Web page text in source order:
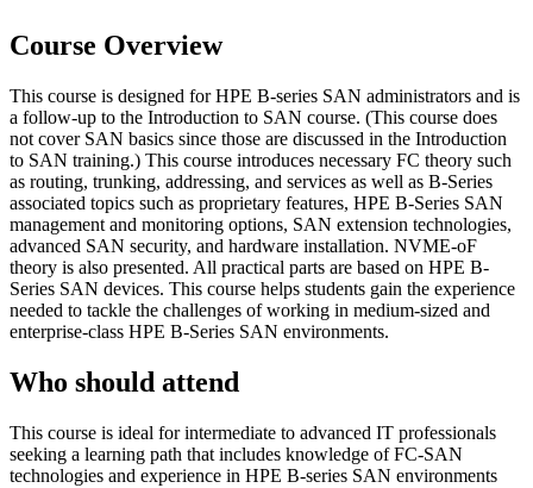
Course Overview
This course is designed for HPE B-series SAN administrators and is
a follow-up to the Introduction to SAN course. (This course does
not cover SAN basics since those are discussed in the Introduction
to SAN training.) This course introduces necessary FC theory such
as routing, trunking, addressing, and services as well as B-Series
associated topics such as proprietary features, HPE B-Series SAN
management and monitoring options, SAN extension technologies,
advanced SAN security, and hardware installation. NVME-oF
theory is also presented. All practical parts are based on HPE B-
Series SAN devices. This course helps students gain the experience
needed to tackle the challenges of working in medium-sized and
enterprise-class HPE B-Series SAN environments.
Who should attend
This course is ideal for intermediate to advanced IT professionals
seeking a learning path that includes knowledge of FC-SAN
technologies and experience in HPE B-series SAN environments